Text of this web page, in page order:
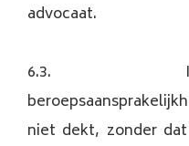
advocaat.
6.3.
niet dekt, zonder